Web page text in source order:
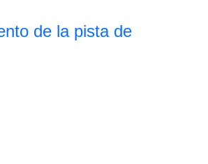
de la pista de